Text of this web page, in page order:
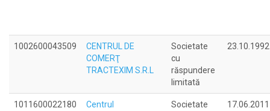
1002600043509
CENTRUL DE
COMERŢ
TRACTEXIM S.R.L
Societate
cu
răspundere
limitată
23.10.1992
1011600022180
Centrul
Societate
17.06.2011